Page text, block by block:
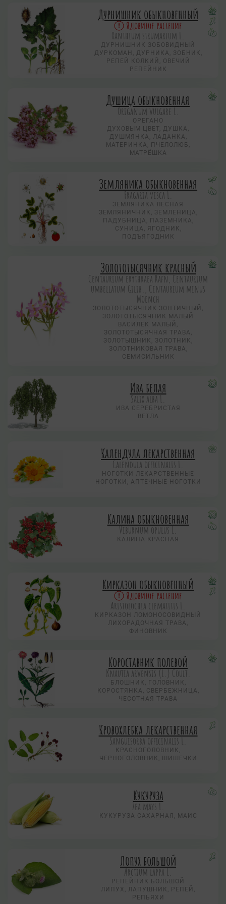
Дурнишник обыкновенный
Ядовитое растение
Xanthium strumarium L.
ДУРНИШНИК ЗОБОВИДНЫЙ
ДУРКОМАН, ДУРНИКА, ЗОБНИК,
РЕПЕЙ КОЛКИЙ, ОВЕЧИЙ
РЕПЕЙНИК
Душица обыкновенная
Origanum vulgare L.
ОРЕГАНО
ДУХОВЫМ ЦВЕТ, ДУШКА,
ДУШМЯНКА, ЛАДАНКА,
МАТЕРИНКА, ПЧЕЛОЛЮБ,
МАТРЁШКА
Земляника обыкновенная
Fragaria vesca L.
ЗЕМЛЯНИКА ЛЕСНАЯ
ЗЕМЛЯНИЧНИК, ЗЕМЛЕНИЦА,
ПАДУБНИЦА, ПАЗЕМНИКА,
СУНИЦА, ЯГОДНИК,
ПОДЪЯГОДНИК
Золототысячник красный
Centaurium erythraea Rafn, Centaurium
umbellatum Gilib., Centaurium minus
Moench
ЗОЛОТОТЫСЯЧНИК ЗОНТИЧНЫЙ,
ЗОЛОТОТЫСЯЧНИК МАЛЫЙ
ВАСИЛЁК МАЛЫЙ,
ЗОЛОТОТЫСЯЧНАЯ ТРАВА,
ЗОЛОТЫШНИК, ЗОЛОТНИК,
ЗОЛОТНИКОВАЯ ТРАВА,
СЕМИСИЛЬНИК
Ива белая
Salix alba L.
ИВА СЕРЕБРИСТАЯ
ВЕТЛА
Календула лекарственная
Calendula officinalis L.
НОГОТКИ ЛЕКАРСТВЕННЫЕ
НОГОТКИ, АПТЕЧНЫЕ НОГОТКИ
Калина обыкновенная
Viburnum opulus L.
КАЛИНА КРАСНАЯ
Кирказон обыкновенный
Ядовитое растение
Aristolochia clematitis L.
КИРКАЗОН ЛОМОНОСОВИДНЫЙ
ЛИХОРАДОЧНАЯ ТРАВА,
ФИНОВНИК
Короставник полевой
Knautia arvensis (L.) Coult.
БЛОШНИК, ГОЛОВНИК,
КОРОСТЯНКА, СВЕРБЕЖНИЦА,
ЧЕСОТНАЯ ТРАВА
Кровохлебка лекарственная
Sanguisorba officinalis L.
КРАСНОГОЛОВНИК,
ЧЕРНОГОЛОВНИК, ШИШЕЧКИ
Кукуруза
Zea mays L.
КУКУРУЗА САХАРНАЯ, МАИС
Лопух большой
Arctium lappa L.
РЕПЕЙНИК БОЛЬШОЙ
ЛИПУХ, ЛАПУШНИК, РЕПЕЙ,
РЕПЬЯХИ